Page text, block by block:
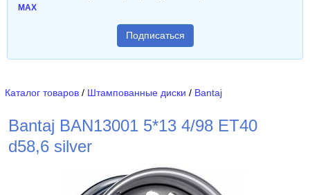
MAX
Подписаться
Каталог товаров / Штампованные диски / Bantaj
Bantaj BAN13001 5*13 4/98 ET40
d58,6 silver